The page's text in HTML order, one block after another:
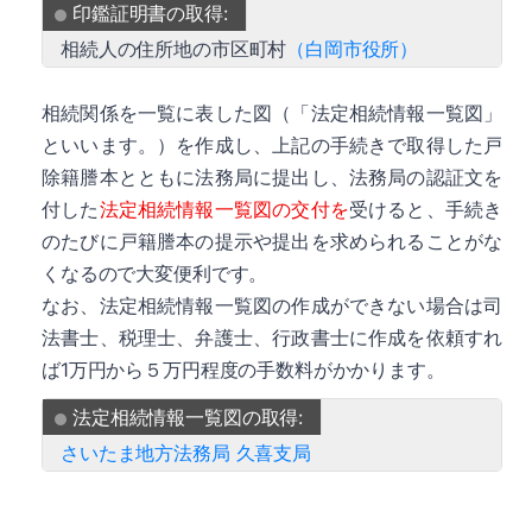
印鑑証明書の取得:
相続人の住所地の市区町村 （白岡市役所）
相続関係を一覧に表した図（「法定相続情報一覧図」
といいます。）を作成し、上記の手続きで取得した戸
除籍謄本とともに法務局に提出し、法務局の認証文を
付した法定相続情報一覧図の交付を受けると、手続き
のたびに戸籍謄本の提示や提出を求められることがな
くなるので大変便利です。
なお、法定相続情報一覧図の作成ができない場合は司
法書士、税理士、弁護士、行政書士に作成を依頼すれ
ば1万円から５万円程度の手数料がかかります。
法定相続情報一覧図の取得:
さいたま地方法務局 久喜支局